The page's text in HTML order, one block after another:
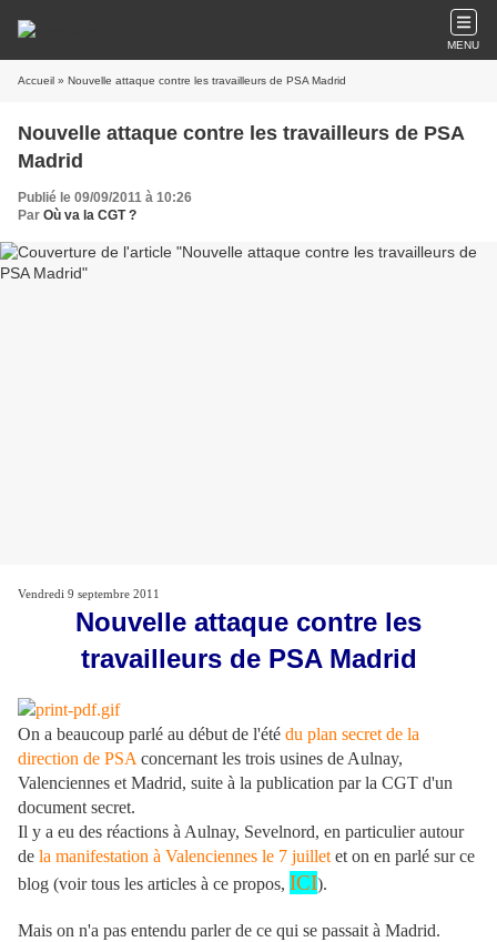
MENU
Accueil » Nouvelle attaque contre les travailleurs de PSA Madrid
Nouvelle attaque contre les travailleurs de PSA
Madrid
Publié le 09/09/2011 à 10:26
Par Où va la CGT ?
Vendredi 9 septembre 2011
Nouvelle attaque contre les
travailleurs de PSA Madrid
On a beaucoup parlé au début de l'été du plan secret de la
direction de PSA concernant les trois usines de Aulnay,
Valenciennes et Madrid, suite à la publication par la CGT d'un
document secret.
Il y a eu des réactions à Aulnay, Sevelnord, en particulier autour
de la manifestation à Valenciennes le 7 juillet et on en parlé sur ce
blog (voir tous les articles à ce propos, ICI).
Mais on n'a pas entendu parler de ce qui se passait à Madrid.